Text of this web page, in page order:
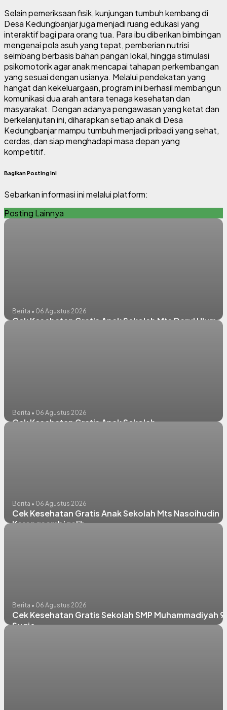
Selain pemeriksaan fisik, kunjungan tumbuh kembang di
Desa Kedungbanjar juga menjadi ruang edukasi yang
interaktif bagi para orang tua. Para ibu diberikan bimbingan
mengenai pola asuh yang tepat, pemberian nutrisi
seimbang berbasis bahan pangan lokal, hingga stimulasi
psikomotorik agar anak mencapai tahapan perkembangan
yang sesuai dengan usianya. Melalui pendekatan yang
hangat dan kekeluargaan, program ini berhasil membangun
komunikasi dua arah antara tenaga kesehatan dan
masyarakat. Dengan adanya pengawasan yang ketat dan
berkelanjutan ini, diharapkan setiap anak di Desa
Kedungbanjar mampu tumbuh menjadi pribadi yang sehat,
cerdas, dan siap menghadapi masa depan yang
kompetitif.
Bagikan Posting Ini
Sebarkan informasi ini melalui platform:
Posting Lainnya
Berita • 06 Agustus 2026
Cek Kesehatan Gratis Anak Sekolah Mts Darul Ulum
Berita • 06 Agustus 2026
Cek Kesehatan Gratis Anak Sekolah
Berita • 06 Agustus 2026
Cek Kesehatan Gratis Anak Sekolah Mts Nasoihudin
Karangsambigalih
Berita • 06 Agustus 2026
Cek Kesehatan Gratis Sekolah SMP Muhammadiyah 9
Sugio